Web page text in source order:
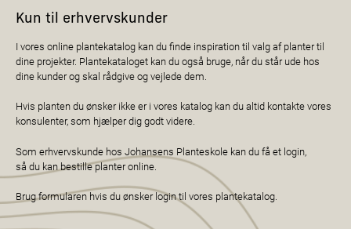
Kun til erhvervskunder
I vores online plantekatalog kan du finde inspiration til valg af planter til
dine projekter. Plantekataloget kan du også bruge, når du står ude hos
dine kunder og skal rådgive og vejlede dem.
Hvis planten du ønsker ikke er i vores katalog kan du altid kontakte vores
konsulenter, som hjælper dig godt videre.
Som erhvervskunde hos Johansens Planteskole kan du få et login,
så du kan bestille planter online.
Brug formularen hvis du ønsker login til vores plantekatalog.